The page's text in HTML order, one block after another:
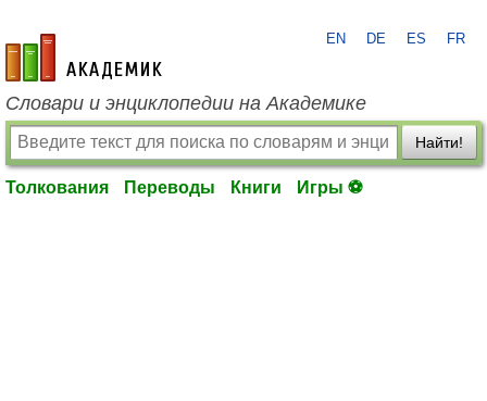
academic.ru
EN DE ES FR
Словари и энциклопедии на Академике
Найти!
Толкования Переводы Книги Игры ⚽